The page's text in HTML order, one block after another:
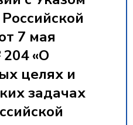
7 мая
«О
целях и
задачах